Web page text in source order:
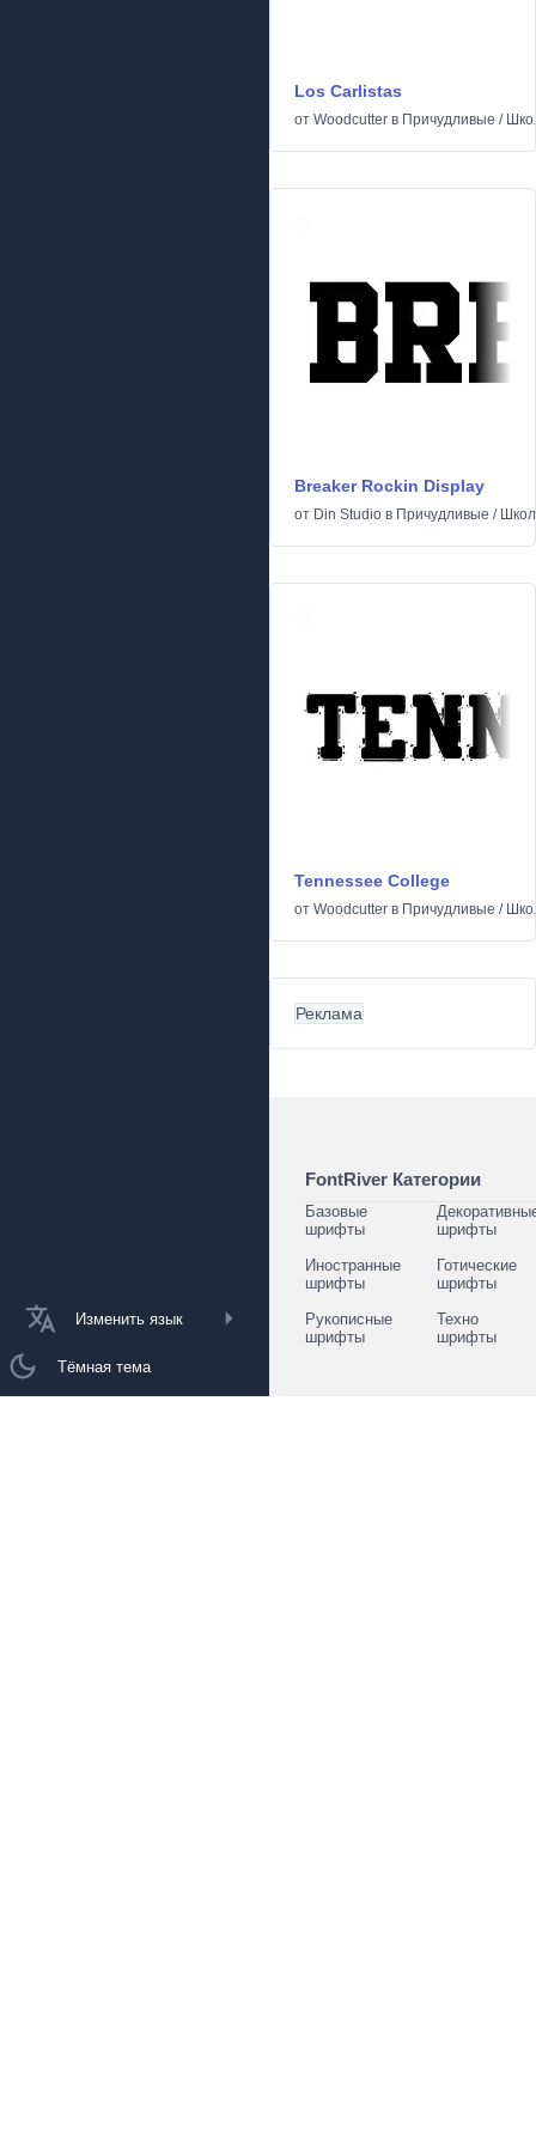
Изменить язык
Тёмная тема
Los Carlistas
от Woodcutter в Причудливые /
Breaker Rockin Display
от Din Studio в Причудливые /
Tennessee College
от Woodcutter в Причудливые /
Реклама
FontRiver Категории
Базовые
шрифты
шрифты
Иностранные
шрифты
Готические
шрифты
Рукописные
шрифты
Техно
шрифты